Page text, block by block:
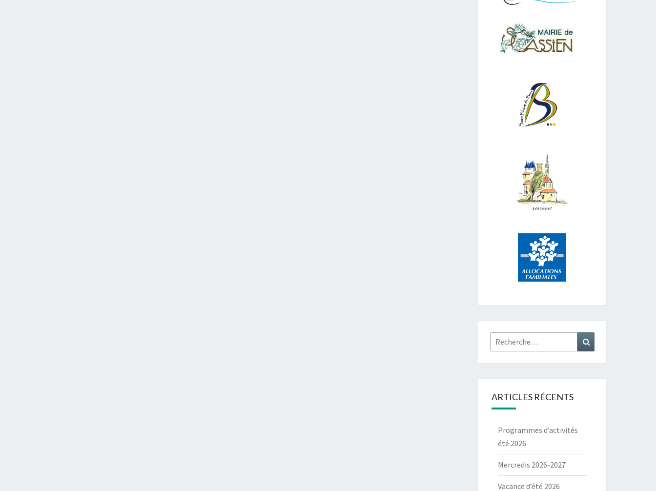
Rechercher :
ARTICLES RÉCENTS
Programmes d’activités
été 2026
Mercredis 2026-2027
Vacance d’été 2026